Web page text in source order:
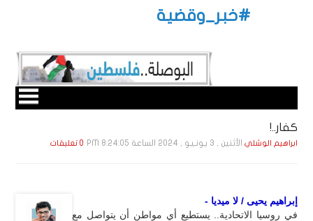
#خبر_وقضية
كفار..!
ابراهيم الوشلي الأثنين , 3 يـونـيـو , 2024 الساعة 8:24:05 PM 0 تعليقات
إبراهيم يحيى / لا ميديا -
في روسيا الاتحادية.. يستطيع أي مواطن أن يتواصل مع